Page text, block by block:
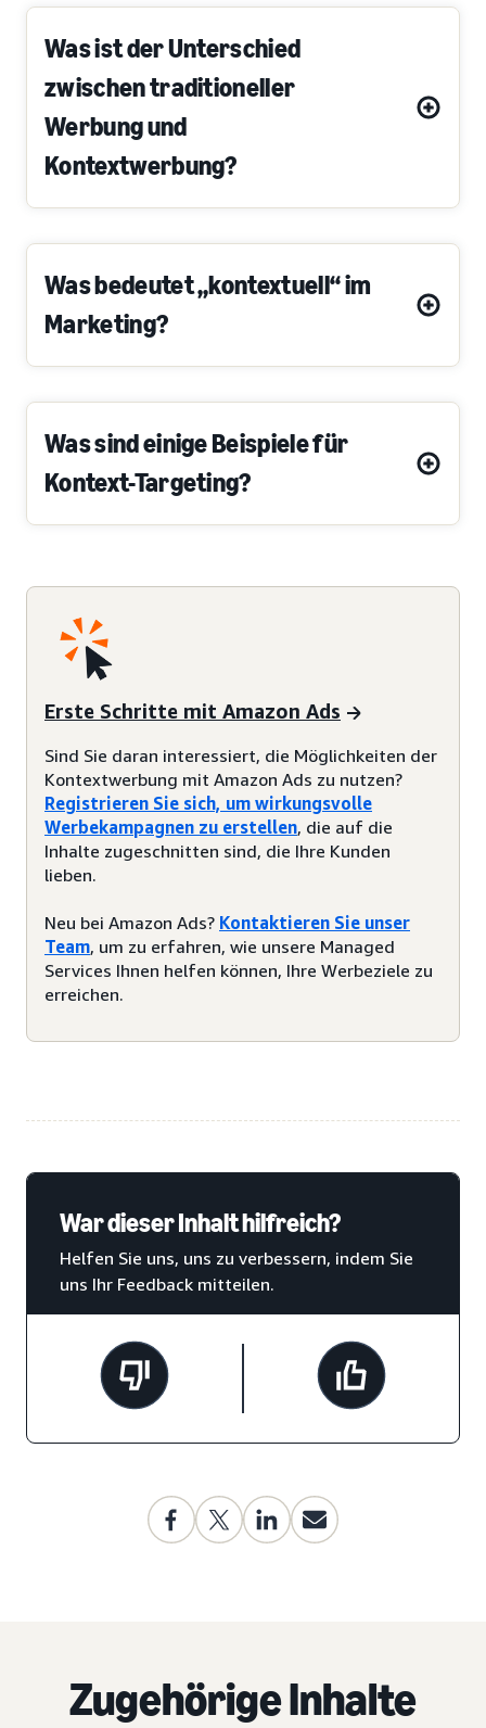
Was ist der Unterschied
zwischen traditioneller
Werbung und
Kontextwerbung?
Was bedeutet „kontextuell“ im
Marketing?
Was sind einige Beispiele für
Kontext-Targeting?
Erste Schritte mit Amazon Ads
Sind Sie daran interessiert, die Möglichkeiten der
Kontextwerbung mit Amazon Ads zu nutzen?
Registrieren Sie sich, um wirkungsvolle
Werbekampagnen zu erstellen, die auf die
Inhalte zugeschnitten sind, die Ihre Kunden
lieben.
Neu bei Amazon Ads? Kontaktieren Sie unser
Team, um zu erfahren, wie unsere Managed
Services Ihnen helfen können, Ihre Werbeziele zu
erreichen.
War dieser Inhalt hilfreich?
Helfen Sie uns, uns zu verbessern, indem Sie
uns Ihr Feedback mitteilen.
Zugehörige Inhalte